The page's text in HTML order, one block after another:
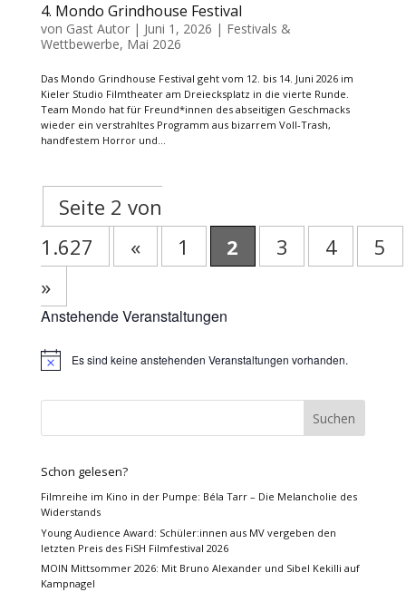
4. Mondo Grindhouse Festival
von Gast Autor| Juni 1, 2026 | Festivals &
Wettbewerbe, Mai 2026
Das Mondo Grindhouse Festival geht vom 12. bis 14. Juni 2026 im
Kieler Studio Filmtheater am Dreiecksplatz in die vierte Runde.
Team Mondo hat für Freund*innen des abseitigen Geschmacks
wieder ein verstrahltes Programm aus bizarrem Voll-Trash,
handfestem Horror und...
Seite 2 von
1.627
« 1 2 3 4
5
»
Anstehende Veranstaltungen
HinweisEs sind keine anstehenden Veranstaltungen vorhanden.
Schon gelesen?
Filmreihe im Kino in der Pumpe: Béla Tarr – Die Melancholie des
Widerstands
Young Audience Award: Schüler:innen aus MV vergeben den
letzten Preis des FiSH Filmfestival 2026
MOIN Mittsommer 2026: Mit Bruno Alexander und Sibel Kekilli auf
Kampnagel